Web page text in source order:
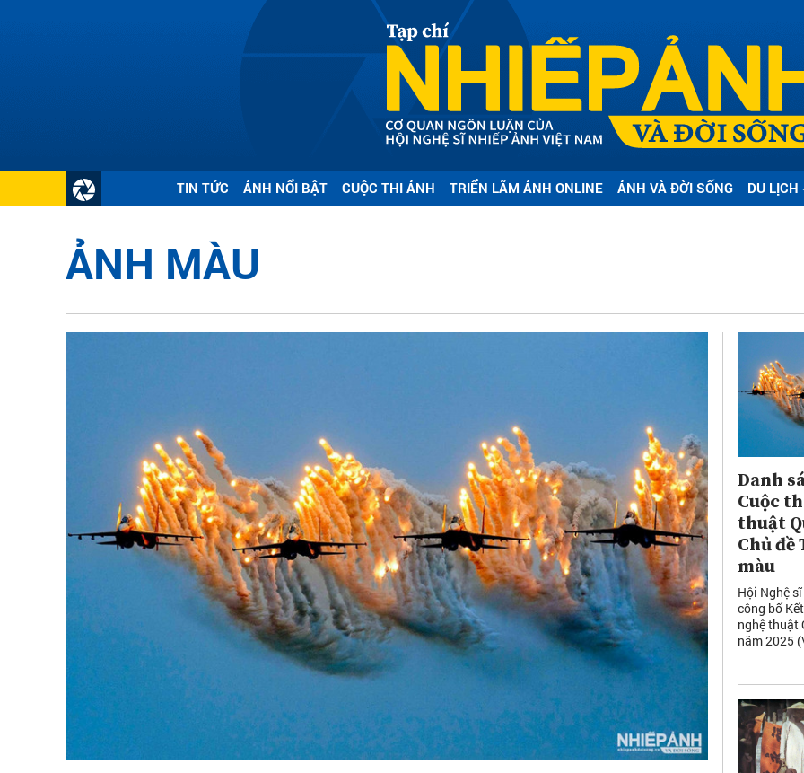
TIN TỨC ẢNH NỔI BẬT CUỘC THI ẢNH TRIỂN LÃM ẢNH ONLINE ẢNH VÀ ĐỜI SỐNG DU
ẢNH MÀU
Danh
Cuộc
thuật
Chủ đề
màu
Hội Nghệ
công bố
nghệ thuật
năm 2025